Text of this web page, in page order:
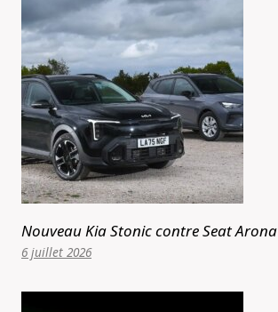
Nouveau Kia Stonic contre Seat Arona
6 juillet 2026